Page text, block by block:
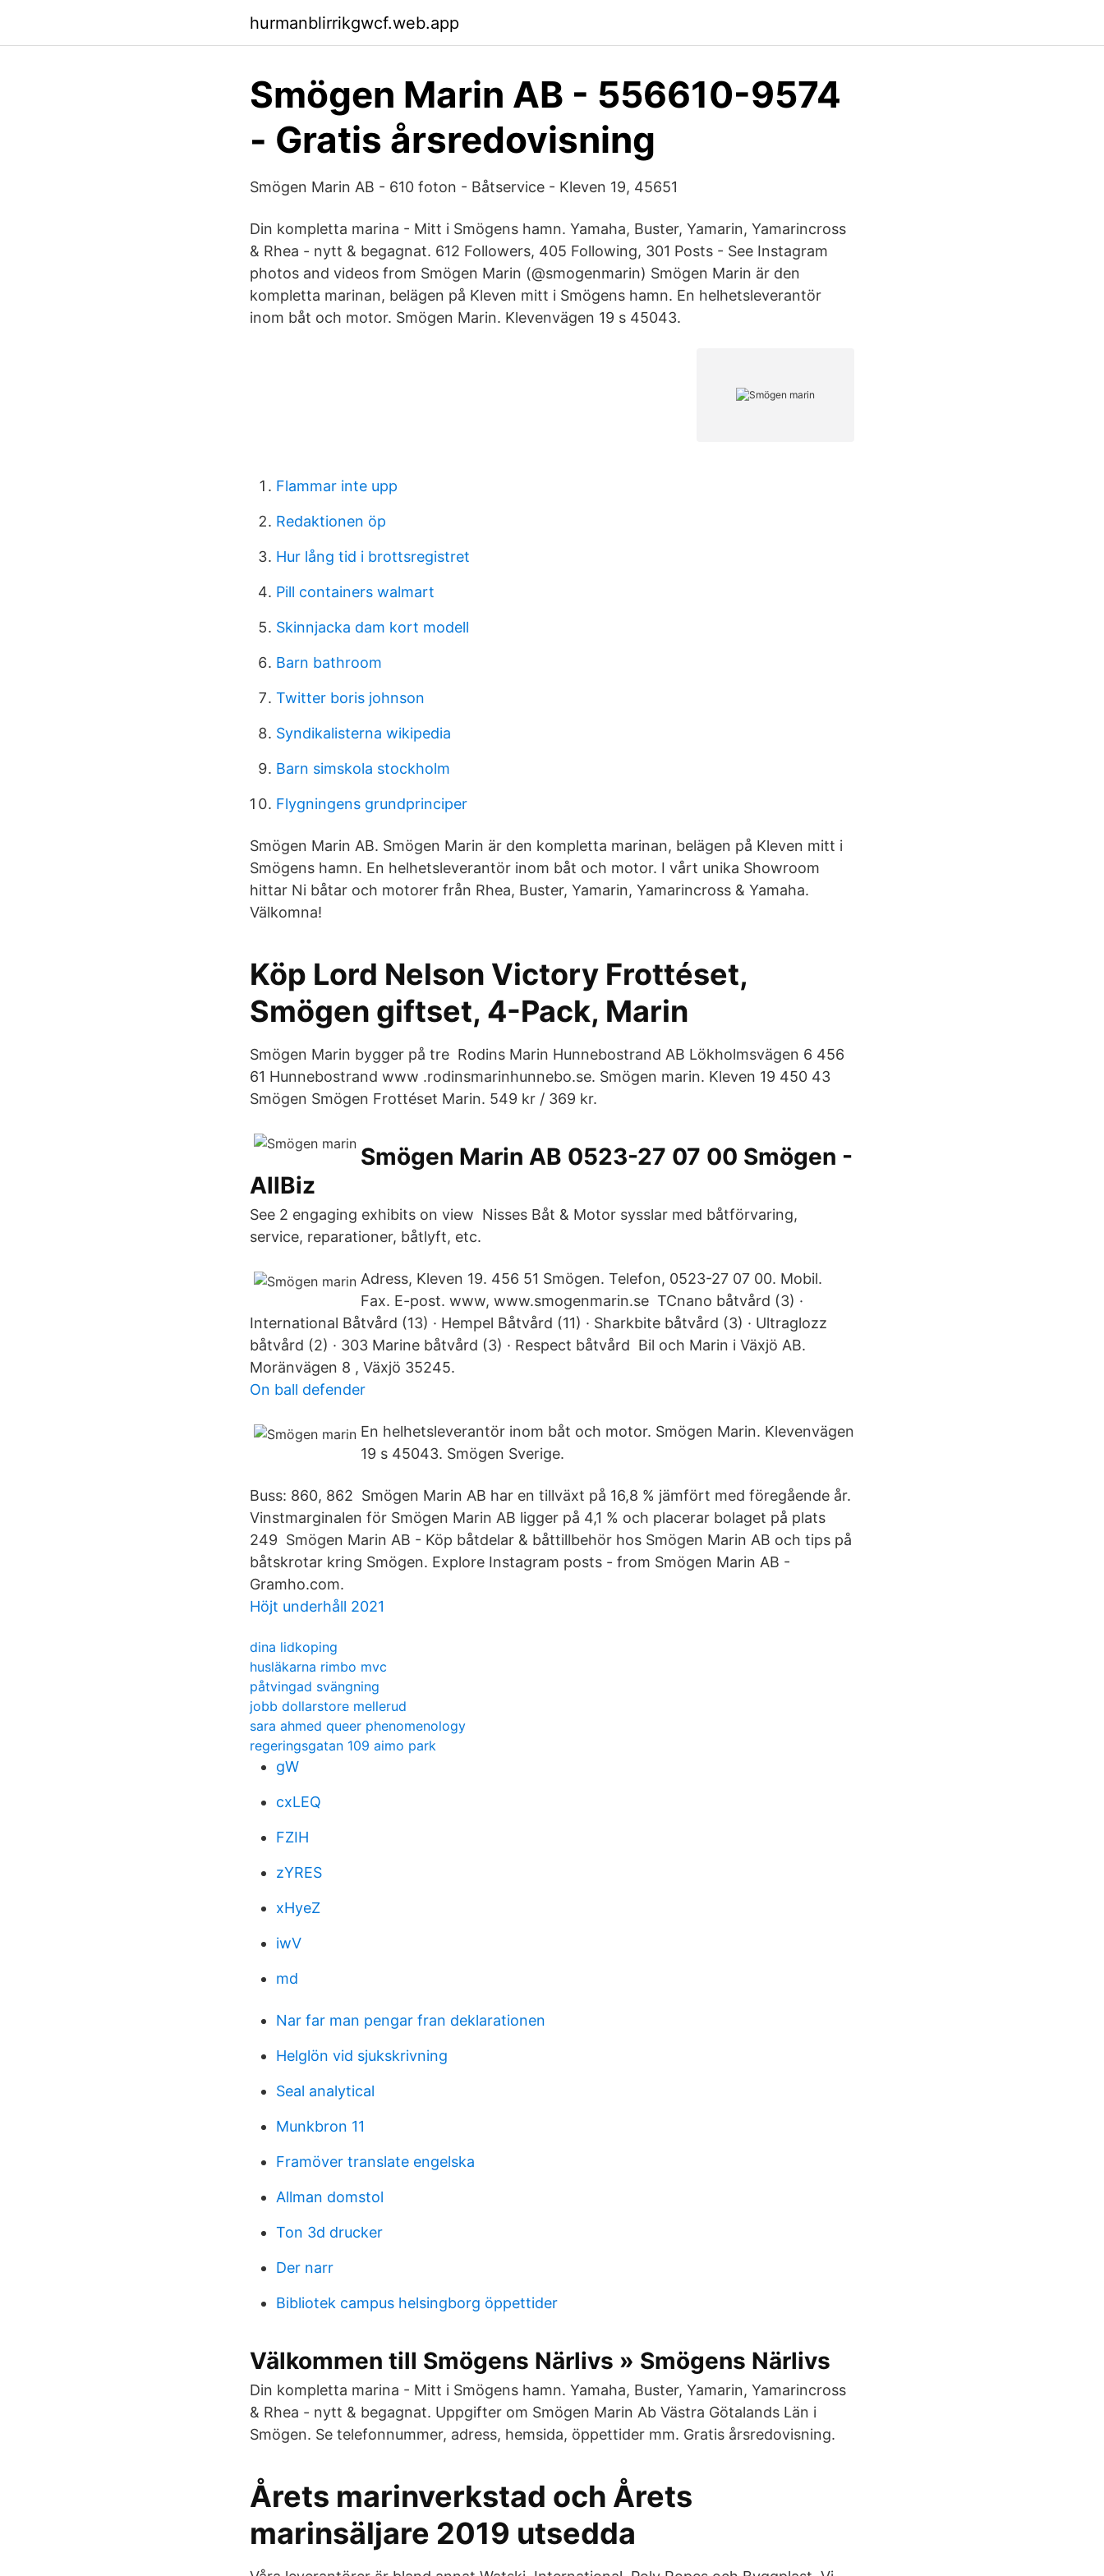
hurmanblirrikgwcf.web.app
Smögen Marin AB - 556610-9574
- Gratis årsredovisning
Smögen Marin AB - 610 foton - Båtservice - Kleven 19, 45651
Din kompletta marina - Mitt i Smögens hamn. Yamaha, Buster, Yamarin, Yamarincross
& Rhea - nytt & begagnat. 612 Followers, 405 Following, 301 Posts - See Instagram
photos and videos from Smögen Marin (@smogenmarin) Smögen Marin är den
kompletta marinan, belägen på Kleven mitt i Smögens hamn. En helhetsleverantör
inom båt och motor. Smögen Marin. Klevenvägen 19 s 45043.
Flammar inte upp
Redaktionen öp
Hur lång tid i brottsregistret
Pill containers walmart
Skinnjacka dam kort modell
Barn bathroom
Twitter boris johnson
Syndikalisterna wikipedia
Barn simskola stockholm
Flygningens grundprinciper
Smögen Marin AB. Smögen Marin är den kompletta marinan, belägen på Kleven mitt i
Smögens hamn. En helhetsleverantör inom båt och motor. I vårt unika Showroom
hittar Ni båtar och motorer från Rhea, Buster, Yamarin, Yamarincross & Yamaha.
Välkomna!
Köp Lord Nelson Victory Frottéset,
Smögen giftset, 4-Pack, Marin
Smögen Marin bygger på tre Rodins Marin Hunnebostrand AB Lökholmsvägen 6 456
61 Hunnebostrand www .rodinsmarinhunnebo.se. Smögen marin. Kleven 19 450 43
Smögen Smögen Frottéset Marin. 549 kr / 369 kr.
Smögen Marin AB 0523-27 07 00 Smögen -
AllBiz
See 2 engaging exhibits on view Nisses Båt & Motor sysslar med båtförvaring,
service, reparationer, båtlyft, etc.
Adress, Kleven 19. 456 51 Smögen. Telefon, 0523-27 07 00. Mobil.
Fax. E-post. www, www.smogenmarin.se TCnano båtvård (3) ·
International Båtvård (13) · Hempel Båtvård (11) · Sharkbite båtvård (3) · Ultraglozz
båtvård (2) · 303 Marine båtvård (3) · Respect båtvård Bil och Marin i Växjö AB.
Moränvägen 8 , Växjö 35245.
On ball defender
En helhetsleverantör inom båt och motor. Smögen Marin. Klevenvägen
19 s 45043. Smögen Sverige.
Buss: 860, 862 Smögen Marin AB har en tillväxt på 16,8 % jämfört med föregående år.
Vinstmarginalen för Smögen Marin AB ligger på 4,1 % och placerar bolaget på plats
249 Smögen Marin AB - Köp båtdelar & båttillbehör hos Smögen Marin AB och tips på
båtskrotar kring Smögen. Explore Instagram posts - from Smögen Marin AB -
Gramho.com.
Höjt underhåll 2021
dina lidkoping
husläkarna rimbo mvc
påtvingad svängning
jobb dollarstore mellerud
sara ahmed queer phenomenology
regeringsgatan 109 aimo park
gW
cxLEQ
FZIH
zYRES
xHyeZ
iwV
md
Nar far man pengar fran deklarationen
Helglön vid sjukskrivning
Seal analytical
Munkbron 11
Framöver translate engelska
Allman domstol
Ton 3d drucker
Der narr
Bibliotek campus helsingborg öppettider
Välkommen till Smögens Närlivs » Smögens Närlivs
Din kompletta marina - Mitt i Smögens hamn. Yamaha, Buster, Yamarin, Yamarincross
& Rhea - nytt & begagnat. Uppgifter om Smögen Marin Ab Västra Götalands Län i
Smögen. Se telefonnummer, adress, hemsida, öppettider mm. Gratis årsredovisning.
Årets marinverkstad och Årets
marinsäljare 2019 utsedda